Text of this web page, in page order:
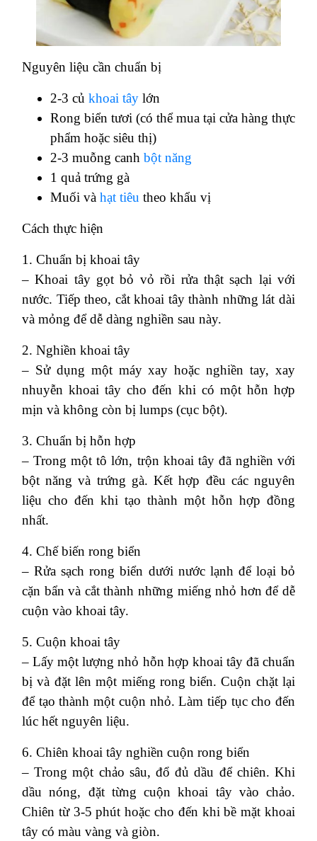
Nguyên liệu cần chuẩn bị
2-3 củ khoai tây lớn
Rong biển tươi (có thể mua tại cửa hàng thực
phẩm hoặc siêu thị)
2-3 muỗng canh bột năng
1 quả trứng gà
Muối và hạt tiêu theo khẩu vị
Cách thực hiện
1. Chuẩn bị khoai tây
– Khoai tây gọt bỏ vỏ rồi rửa thật sạch lại với
nước. Tiếp theo, cắt khoai tây thành những lát dài
và mỏng để dễ dàng nghiền sau này.
2. Nghiền khoai tây
– Sử dụng một máy xay hoặc nghiền tay, xay
nhuyễn khoai tây cho đến khi có một hỗn hợp
mịn và không còn bị lumps (cục bột).
3. Chuẩn bị hỗn hợp
– Trong một tô lớn, trộn khoai tây đã nghiền với
bột năng và trứng gà. Kết hợp đều các nguyên
liệu cho đến khi tạo thành một hỗn hợp đồng
nhất.
4. Chế biến rong biển
– Rửa sạch rong biển dưới nước lạnh để loại bỏ
cặn bẩn và cắt thành những miếng nhỏ hơn để dễ
cuộn vào khoai tây.
5. Cuộn khoai tây
– Lấy một lượng nhỏ hỗn hợp khoai tây đã chuẩn
bị và đặt lên một miếng rong biển. Cuộn chặt lại
để tạo thành một cuộn nhỏ. Làm tiếp tục cho đến
lúc hết nguyên liệu.
6. Chiên khoai tây nghiền cuộn rong biển
– Trong một chảo sâu, đổ đủ dầu để chiên. Khi
dầu nóng, đặt từng cuộn khoai tây vào chảo.
Chiên từ 3-5 phút hoặc cho đến khi bề mặt khoai
tây có màu vàng và giòn.